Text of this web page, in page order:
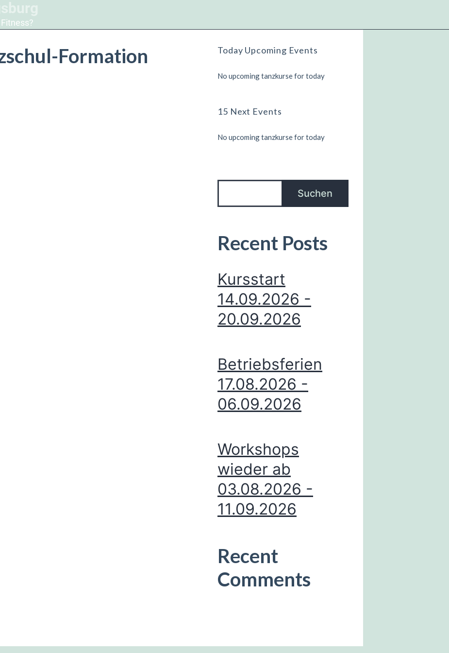
Formation Today Upcoming Events
No upcoming tanzkurse for today
15 Next Events
No upcoming tanzkurse for today
Suchen
Recent Posts
Kursstart
14.09.2026 -
20.09.2026
Betriebsferien
17.08.2026 -
06.09.2026
Workshops
wieder ab
03.08.2026 -
11.09.2026
Recent
Comments